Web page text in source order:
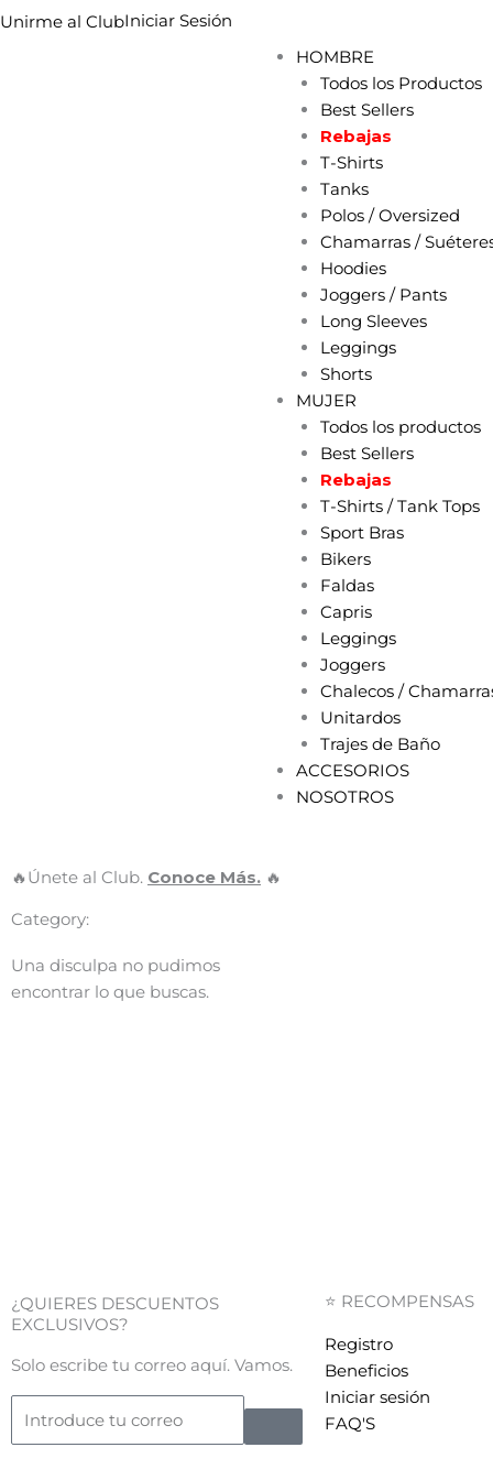
Ir
Unirme al ClubIniciar Sesión
HOMBRE
Todos los Productos
Best Sellers
Rebajas
T-Shirts
Tanks
Polos / Oversized
Chamarras /
Hoodies
Joggers / Pants
Long Sleeves
Leggings
Shorts
MUJER
Todos los productos
Best Sellers
Rebajas
T-Shirts / Tank Tops
Sport Bras
Bikers
Faldas
Capris
Leggings
Joggers
Chalecos /
Unitardos
Trajes de Baño
ACCESORIOS
NOSOTROS
🔥Únete al Club. Conoce Más. 🔥
Category:
Una disculpa no pudimos
encontrar lo que buscas.
¿QUIERES DESCUENTOS
EXCLUSIVOS?
Solo escribe tu correo aquí. Vamos.
Submit
⭐ RECOMPENSAS
Registro
Beneficios
Iniciar sesión
FAQ'S